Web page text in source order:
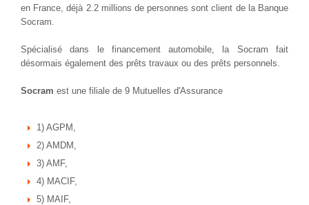
en France, déjà 2.2 millions de personnes sont client de la Banque
Socram.
Spécialisé dans le financement automobile, la Socram fait
désormais également des prêts travaux ou des prêts personnels.
Socram est une filiale de 9 Mutuelles d'Assurance
1) AGPM,
2) AMDM,
3) AMF,
4) MACIF,
5) MAIF,